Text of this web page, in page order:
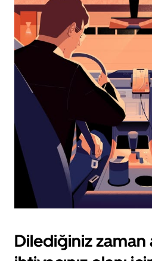
ok
tuşuna
basın.
Takvimi
kapatmak
için
escape
tuşuna
basın.
Dilediğiniz zaman